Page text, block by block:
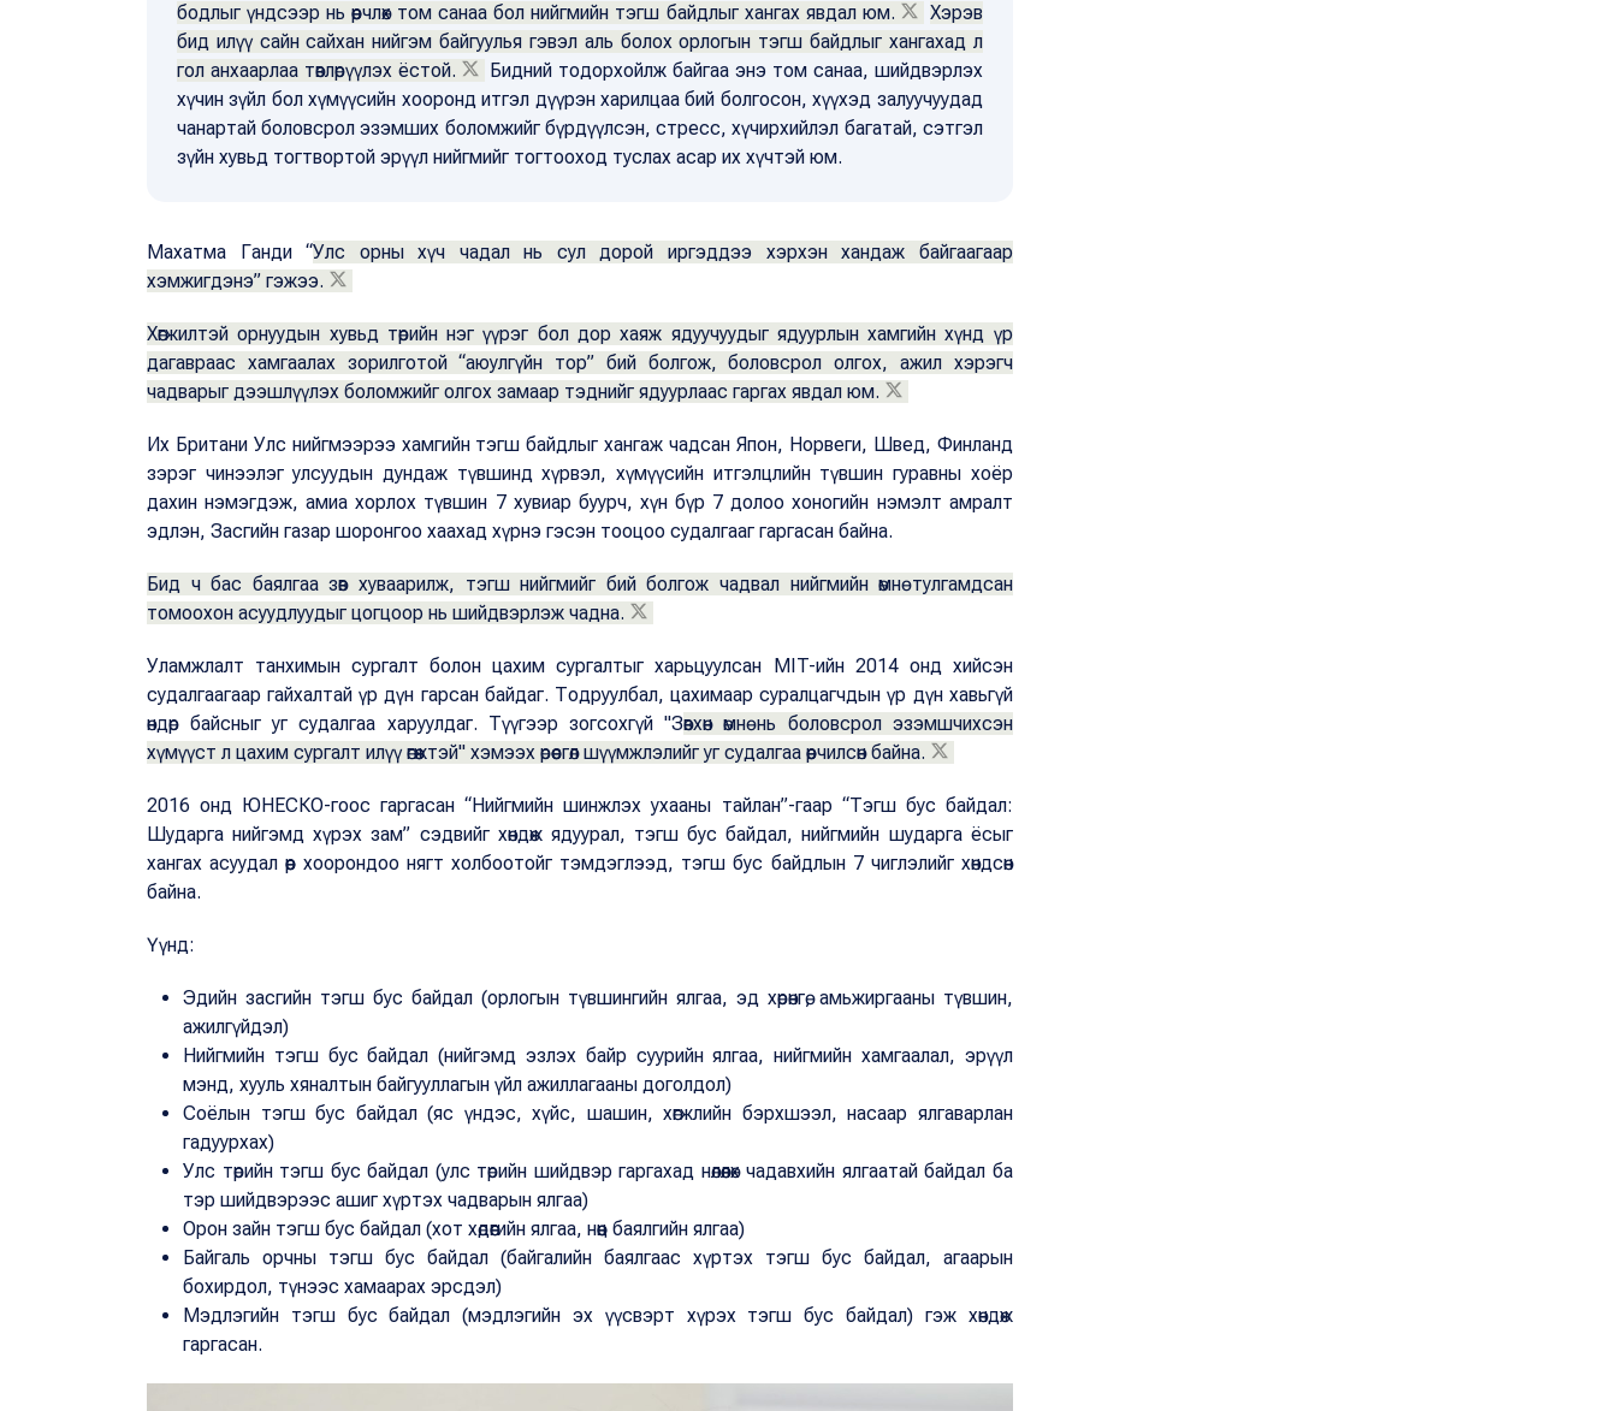
бодлыг үндсээр нь өөрчлөх том санаа бол нийгмийн тэгш байдлыг хангах явдал юм.
Хэрэв
бид илүү сайн сайхан нийгэм байгуулья гэвэл аль болох орлогын тэгш байдлыг хангахад л
гол анхаарлаа төвлөрүүлэх ёстой.
Бидний тодорхойлж байгаа энэ том санаа, шийдвэрлэх
хүчин зүйл бол хүмүүсийн хооронд итгэл дүүрэн харилцаа бий болгосон, хүүхэд залуучуудад
чанартай боловсрол эзэмших боломжийг бүрдүүлсэн, стресс, хүчирхийлэл багатай, сэтгэл
зүйн хувьд тогтвортой эрүүл нийгмийг тогтооход туслах асар их хүчтэй юм.
Махатма Ганди “Улс орны хүч чадал нь сул дорой иргэддээ хэрхэн хандаж байгаагаар
хэмжигдэнэ” гэжээ.
Хөгжилтэй орнуудын хувьд төрийн нэг үүрэг бол дор хаяж ядуучуудыг ядуурлын хамгийн хүнд үр
дагавраас хамгаалах зорилготой “аюулгүйн тор” бий болгож, боловсрол олгох, ажил хэрэгч
чадварыг дээшлүүлэх боломжийг олгох замаар тэднийг ядуурлаас гаргах явдал юм.
Их Британи Улс нийгмээрээ хамгийн тэгш байдлыг хангаж чадсан Япон, Норвеги, Швед, Финланд
зэрэг чинээлэг улсуудын дундаж түвшинд хүрвэл, хүмүүсийн итгэлцлийн түвшин гуравны хоёр
дахин нэмэгдэж, амиа хорлох түвшин 7 хувиар буурч, хүн бүр 7 долоо хоногийн нэмэлт амралт
эдлэн, Засгийн газар шоронгоо хаахад хүрнэ гэсэн тооцоо судалгааг гаргасан байна.
Бид ч бас баялгаа зөв хуваарилж, тэгш нийгмийг бий болгож чадвал нийгмийн өмнө тулгамдсан
томоохон асуудлуудыг цогцоор нь шийдвэрлэж чадна.
Уламжлалт танхимын сургалт болон цахим сургалтыг харьцуулсан MIT-ийн 2014 онд хийсэн
судалгаагаар гайхалтай үр дүн гарсан байдаг. Тодруулбал, цахимаар суралцагчдын үр дүн хавьгүй
өндөр байсныг уг судалгаа харуулдаг. Түүгээр зогсохгүй "Зөвхөн өмнө нь боловсрол эзэмшчихсэн
хүмүүст л цахим сургалт илүү өгөөжтэй" хэмээх өрөөсгөл шүүмжлэлийг уг судалгаа өөрчилсөн байна.
2016 онд ЮНЕСКО-гоос гаргасан “Нийгмийн шинжлэх ухааны тайлан”-гаар “Тэгш бус байдал:
Шударга нийгэмд хүрэх зам” сэдвийг хөндөж ядуурал, тэгш бус байдал, нийгмийн шударга ёсыг
хангах асуудал өөр хоорондоо нягт холбоотойг тэмдэглээд, тэгш бус байдлын 7 чиглэлийг хөндсөн
байна.
Үүнд:
Эдийн засгийн тэгш бус байдал (орлогын түвшингийн ялгаа, эд хөрөнгө, амьжиргааны түвшин,
ажилгүйдэл)
Нийгмийн тэгш бус байдал (нийгэмд эзлэх байр суурийн ялгаа, нийгмийн хамгаалал, эрүүл
мэнд, хууль хяналтын байгууллагын үйл ажиллагааны доголдол)
Соёлын тэгш бус байдал (яс үндэс, хүйс, шашин, хөгжлийн бэрхшээл, насаар ялгаварлан
гадуурхах)
Улс төрийн тэгш бус байдал (улс төрийн шийдвэр гаргахад нөлөөлөх чадавхийн ялгаатай байдал ба
тэр шийдвэрээс ашиг хүртэх чадварын ялгаа)
Орон зайн тэгш бус байдал (хот хөдөөгийн ялгаа, нөөц баялгийн ялгаа)
Байгаль орчны тэгш бус байдал (байгалийн баялгаас хүртэх тэгш бус байдал, агаарын
бохирдол, түнээс хамаарах эрсдэл)
Мэдлэгийн тэгш бус байдал (мэдлэгийн эх үүсвэрт хүрэх тэгш бус байдал) гэж хөндөж
гаргасан.